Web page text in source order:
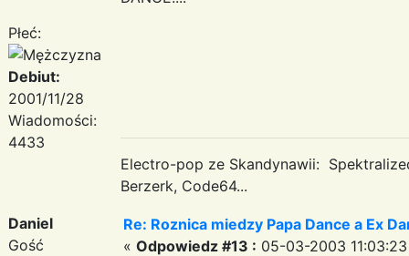
Płeć:
Debiut:
2001/11/28
Wiadomości:
4433
Electro-pop ze Skandynawii:
Berzerk, Code64...
Daniel
Gość
Re: Roznica miedzy Papa Dance a Ex
« Odpowiedz #13 : 05-03-2003